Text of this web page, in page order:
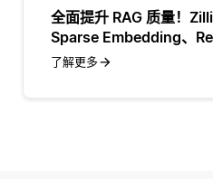
全面提升 RAG 质量！
Sparse Embedding、
了解更多